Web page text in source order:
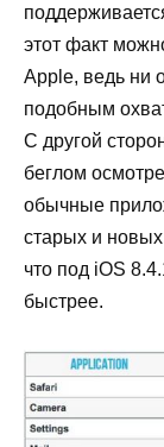
этот факт
Apple, ведь ни
подобным
С другой
беглом
обычные
старых и
что под iOS
быстрее.